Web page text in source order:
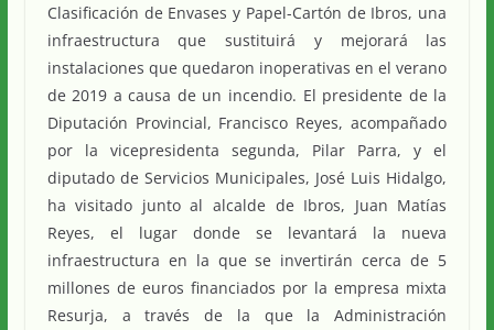
Clasificación de Envases y Papel-Cartón de Ibros, una
infraestructura que sustituirá y mejorará las
instalaciones que quedaron inoperativas en el verano
de 2019 a causa de un incendio. El presidente de la
Diputación Provincial, Francisco Reyes, acompañado
por la vicepresidenta segunda, Pilar Parra, y el
diputado de Servicios Municipales, José Luis Hidalgo,
ha visitado junto al alcalde de Ibros, Juan Matías
Reyes, el lugar donde se levantará la nueva
infraestructura en la que se invertirán cerca de 5
millones de euros financiados por la empresa mixta
Resurja, a través de la que la Administración